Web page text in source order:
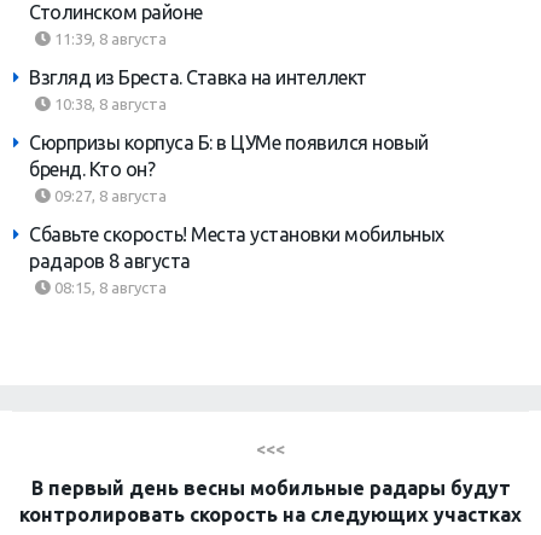
Столинском районе
11:39, 8 августа
Взгляд из Бреста. Ставка на интеллект
10:38, 8 августа
Сюрпризы корпуса Б: в ЦУМе появился новый
бренд. Кто он?
09:27, 8 августа
Сбавьте скорость! Места установки мобильных
радаров 8 августа
08:15, 8 августа
<<<
В первый день весны мобильные радары будут
контролировать скорость на следующих участках